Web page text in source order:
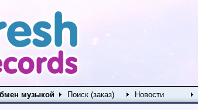
музыкой Поиск (заказ) Новости